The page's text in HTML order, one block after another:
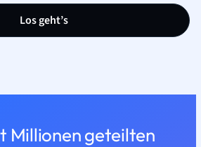
Los geht’s
Millionen geteilten